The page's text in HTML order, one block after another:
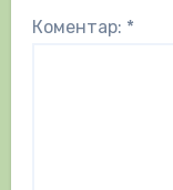
Коментар: *